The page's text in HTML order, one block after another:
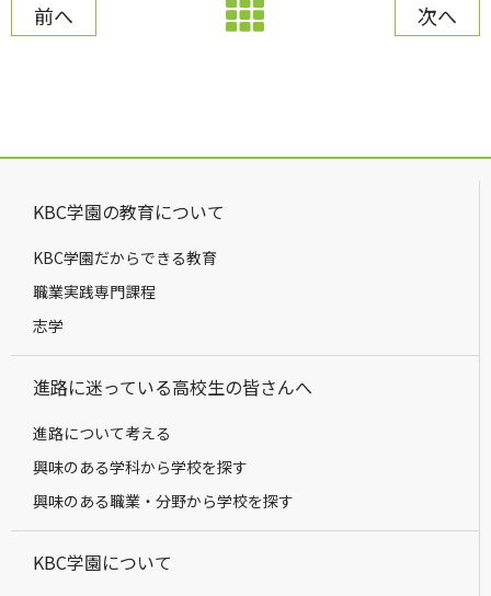
前へ 次へ
KBC学園の教育について
KBC学園だからできる教育
職業実践専門課程
志学
進路に迷っている高校生の皆さんへ
進路について考える
興味のある学科から学校を探す
興味のある職業・分野から学校を探す
KBC学園について